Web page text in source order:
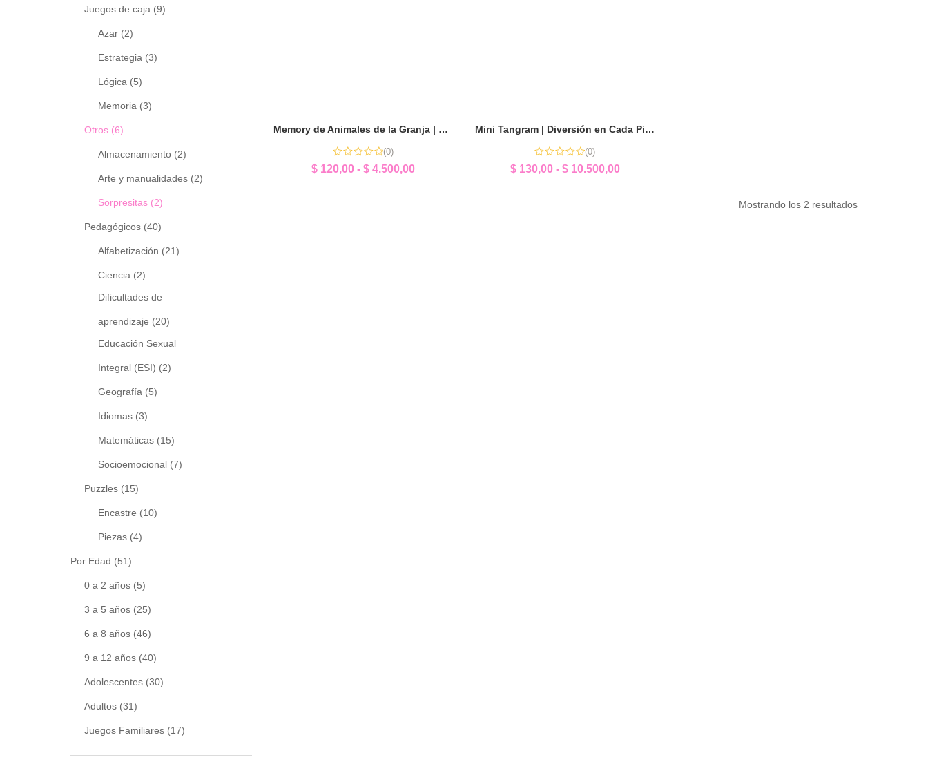
Juegos de caja (9)
Azar (2)
Estrategia (3)
Lógica (5)
Memoria (3)
Otros (6)
Almacenamiento (2)
Arte y manualidades (2)
Sorpresitas (2)
Pedagógicos (40)
Alfabetización (21)
Ciencia (2)
Dificultades de
aprendizaje (20)
Educación Sexual
Integral (ESI) (2)
Geografía (5)
Idiomas (3)
Matemáticas (15)
Socioemocional (7)
Puzzles (15)
Encastre (10)
Piezas (4)
Por Edad (51)
0 a 2 años (5)
3 a 5 años (25)
6 a 8 años (46)
9 a 12 años (40)
Adolescentes (30)
Adultos (31)
Juegos Familiares (17)
Memory de Animales de la Granja | Sorpresita Educativa
(0)
$120,00 - $4.500,00
Mini Tangram | Diversión en Cada Pieza
(0)
$130,00 - $10.500,00
Mostrando los 2 resultados